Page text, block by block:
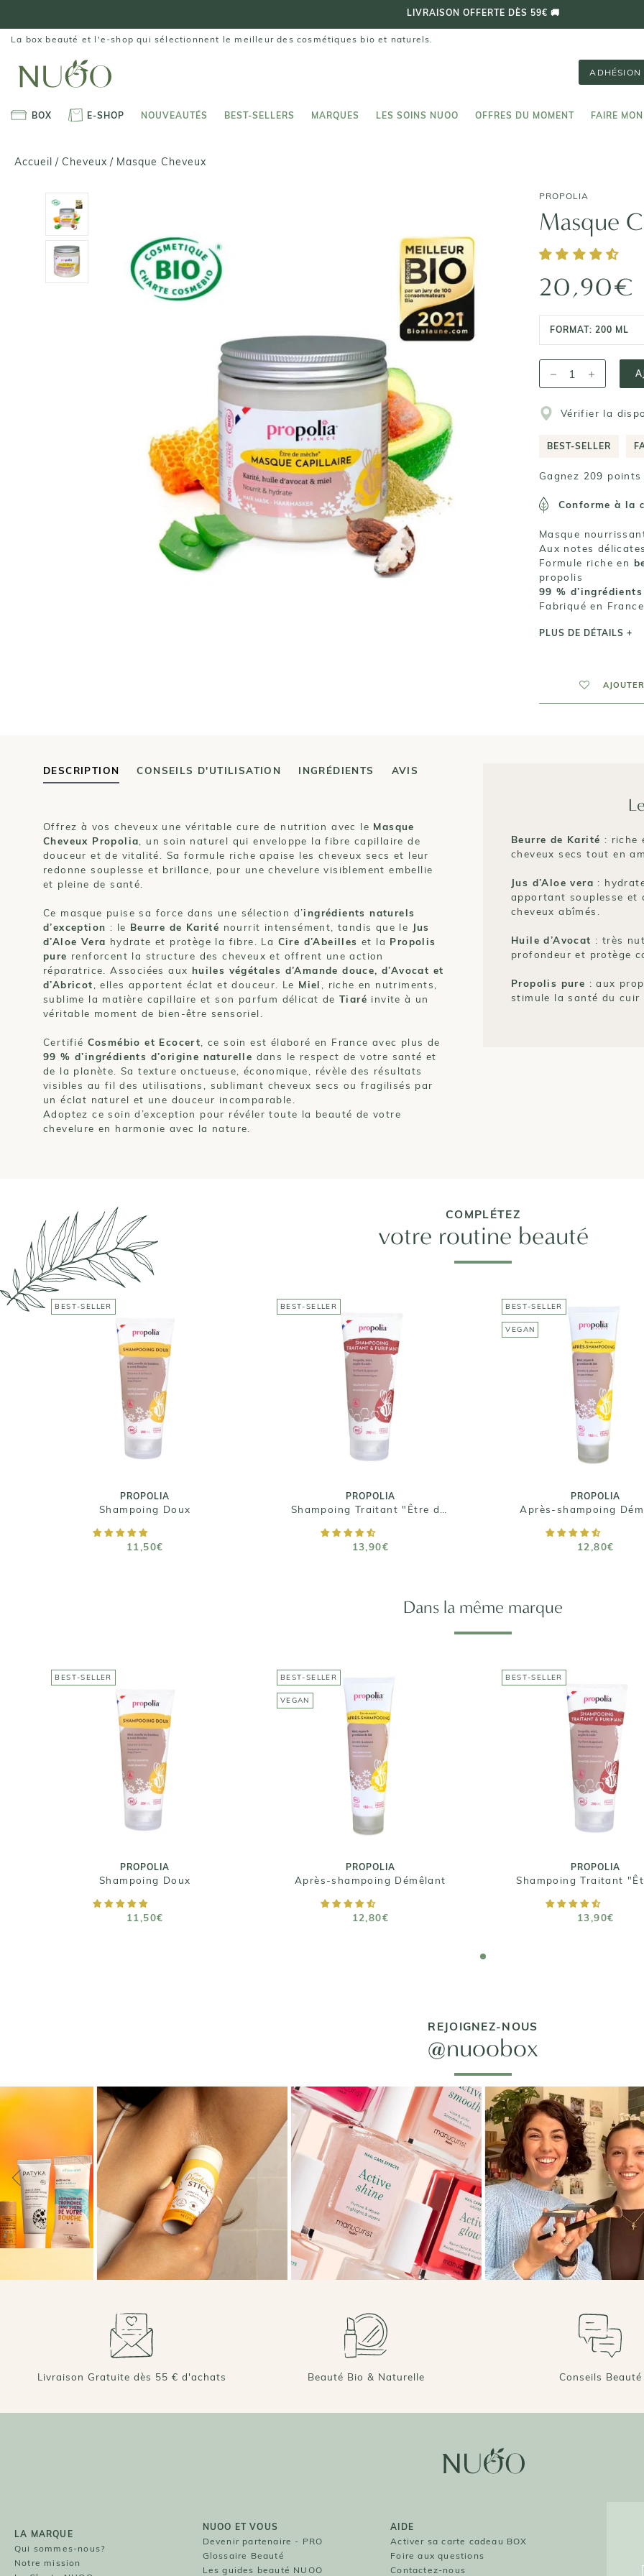
contenu
LIVRAISON OFFERTE DÈS 59€ 🚚
⭐️ 4,7/5 (PLUS DE 70 000 AVIS VÉRIFIÉS)
La box beauté et l'e-shop qui sélectionnent le meilleur des cosmétiques bio et naturels.
BOX
E-SHOP
NOUVEAUTÉS
BEST-SELLERS
MARQUES
LES SOINS NUOO
OFFRES DU MOMENT
FAIRE
Accueil / Cheveux / Masque Cheveux
PROPOLIA
Masque
20,90€
FORMAT: 200 ML
Vérifier la
BEST-SELLER
Gagnez 209
Conforme à la
Masque
Aux notes
Formule riche en
propolis
99 %
Fabriqué en
PLUS DE DÉTAILS +
DESCRIPTION CONSEILS D'UTILISATION INGRÉDIENTS AVIS
Offrez à vos cheveux une véritable cure de nutrition avec le Masque
Cheveux Propolia, un soin naturel qui enveloppe la fibre capillaire de
douceur et de vitalité. Sa formule riche apaise les cheveux secs et leur
redonne souplesse et brillance, pour une chevelure visiblement embellie
et pleine de santé.
Ce masque puise sa force dans une sélection d’ingrédients naturels
d’exception : le Beurre de Karité nourrit intensément, tandis que le Jus
d’Aloe Vera hydrate et protège la fibre. La Cire d’Abeilles et la Propolis
pure renforcent la structure des cheveux et offrent une action
réparatrice. Associées aux huiles végétales d’Amande douce, d’Avocat et
d’Abricot, elles apportent éclat et douceur. Le Miel, riche en nutriments,
sublime la matière capillaire et son parfum délicat de Tiaré invite à un
véritable moment de bien-être sensoriel.
Certifié Cosmébio et Ecocert, ce soin est élaboré en France avec plus de
99 % d’ingrédients d’origine naturelle dans le respect de votre santé et
de la planète. Sa texture onctueuse, économique, révèle des résultats
visibles au fil des utilisations, sublimant cheveux secs ou fragilisés par
un éclat naturel et une douceur incomparable.
Adoptez ce soin d’exception pour révéler toute la beauté de votre
chevelure en harmonie avec la nature.
Beurre de Karité : riche
cheveux secs tout en
Jus d’Aloe vera :
apportant souplesse
cheveux abîmés.
Huile d’Avocat : très
profondeur et protège
Propolis pure : aux
stimule la santé du cuir
COMPLÉTEZ
votre routine beauté
BEST-SELLER
PROPOLIA
Shampoing Doux
11,50€
PROPOLIA
Shampoing Doux
11,50€
Taille : 200 ml / 500 ml
AJOUTER AU PANIER
BEST-SELLER
PROPOLIA
13,90€
PROPOLIA
Shampoing Traitant "Être
de mèche"
13,90€
Taille : 200 ml / 500 ml
AJOUTER AU PANIER
BEST-SELLER
VEGAN
PROPOLIA
Après-shampoing
12,80€
PROPOLIA
Après-shampoing
Démêlant
12,80€
Taille : 150ml
AJOUTER AU PANIER
Dans la même marque
BEST-SELLER
PROPOLIA
Shampoing Doux
11,50€
PROPOLIA
Shampoing Doux
11,50€
Taille : 200 ml / 500 ml
AJOUTER AU PANIER
BEST-SELLER
VEGAN
PROPOLIA
Après-shampoing Démêlant
12,80€
PROPOLIA
Après-shampoing
Démêlant
12,80€
Taille : 150ml
AJOUTER AU PANIER
BEST-SELLER
PROPOLIA
13,90€
PROPOLIA
Shampoing Traitant
de mèche"
13,90€
Taille : 200 ml / 500
AJOUTER AU PANIER
REJOIGNEZ-NOUS
@nuoobox
Livraison Gratuite dès 55 € d'achats Beauté Bio & Naturelle Conseils Beauté
LA MARQUE
Qui sommes-nous?
Notre mission
NUOO ET VOUS
Devenir partenaire - PRO
Glossaire Beauté
Les guides beauté NUOO
AIDE
Activer sa carte cadeau BOX
Foire aux questions
Contactez-nous